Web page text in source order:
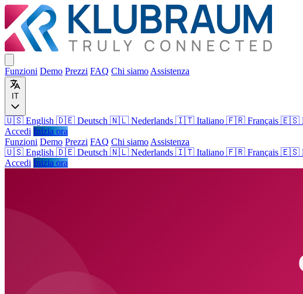
Funzioni Demo Prezzi FAQ Chi siamo Assistenza
IT
🇺🇸 English 🇩🇪 Deutsch 🇳🇱 Nederlands 🇮🇹 Italiano 🇫🇷 Français 🇪🇸
Accedi Inizia ora
Funzioni Demo Prezzi FAQ Chi siamo Assistenza
🇺🇸 English 🇩🇪 Deutsch 🇳🇱 Nederlands 🇮🇹 Italiano 🇫🇷 Français 🇪🇸
Accedi Inizia ora